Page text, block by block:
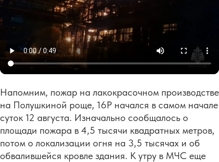
Напомним, пожар на лакокрасочном производстве
на Полушкиной роще, 16Р начался в самом начале
суток 12 августа. Изначально сообщалось о
площади пожара в 4,5 тысячи квадратных метров,
потом о локализации огня на 3,5 тысячах и об
обвалившейся кровле здания. К утру в МЧС еще